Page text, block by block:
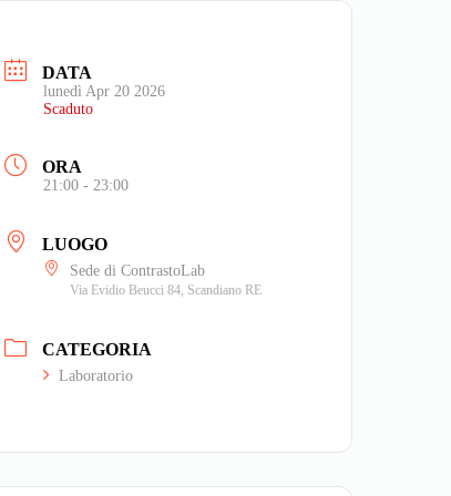
DATA
lunedì Apr 20 2026
Scaduto
ORA
21:00 - 23:00
LUOGO
Sede di ContrastoLab
Via Evidio Beucci 84, Scandiano RE
CATEGORIA
Laboratorio